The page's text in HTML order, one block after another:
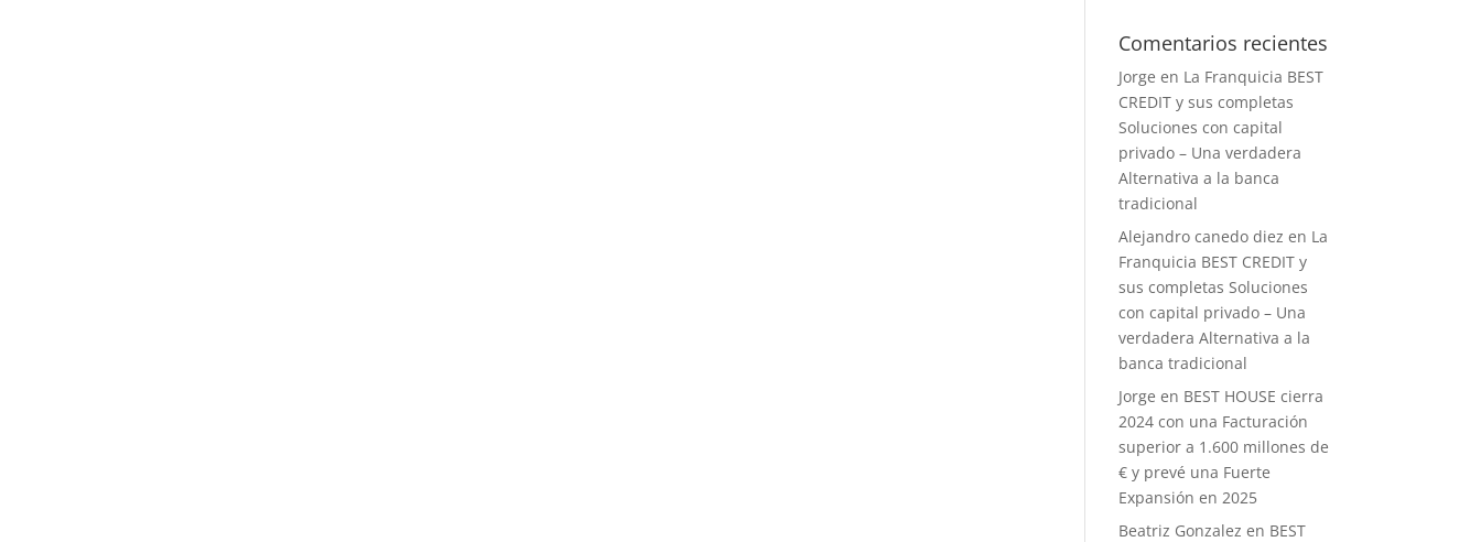
Comentarios recientes
Jorge en La Franquicia BEST
CREDIT y sus completas
Soluciones con capital
privado – Una verdadera
Alternativa a la banca
tradicional
Alejandro canedo diez en La
Franquicia BEST CREDIT y
sus completas Soluciones
con capital privado – Una
verdadera Alternativa a la
banca tradicional
Jorge en BEST HOUSE cierra
2024 con una Facturación
superior a 1.600 millones de
€ y prevé una Fuerte
Expansión en 2025
Beatriz Gonzalez en BEST